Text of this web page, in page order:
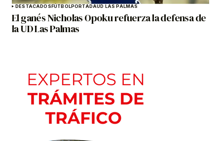
DESTACADOSFÚTBOLPORTADAUD LAS PALMAS
El ganés Nicholas Opoku refuerza la defensa de
la UD Las Palmas